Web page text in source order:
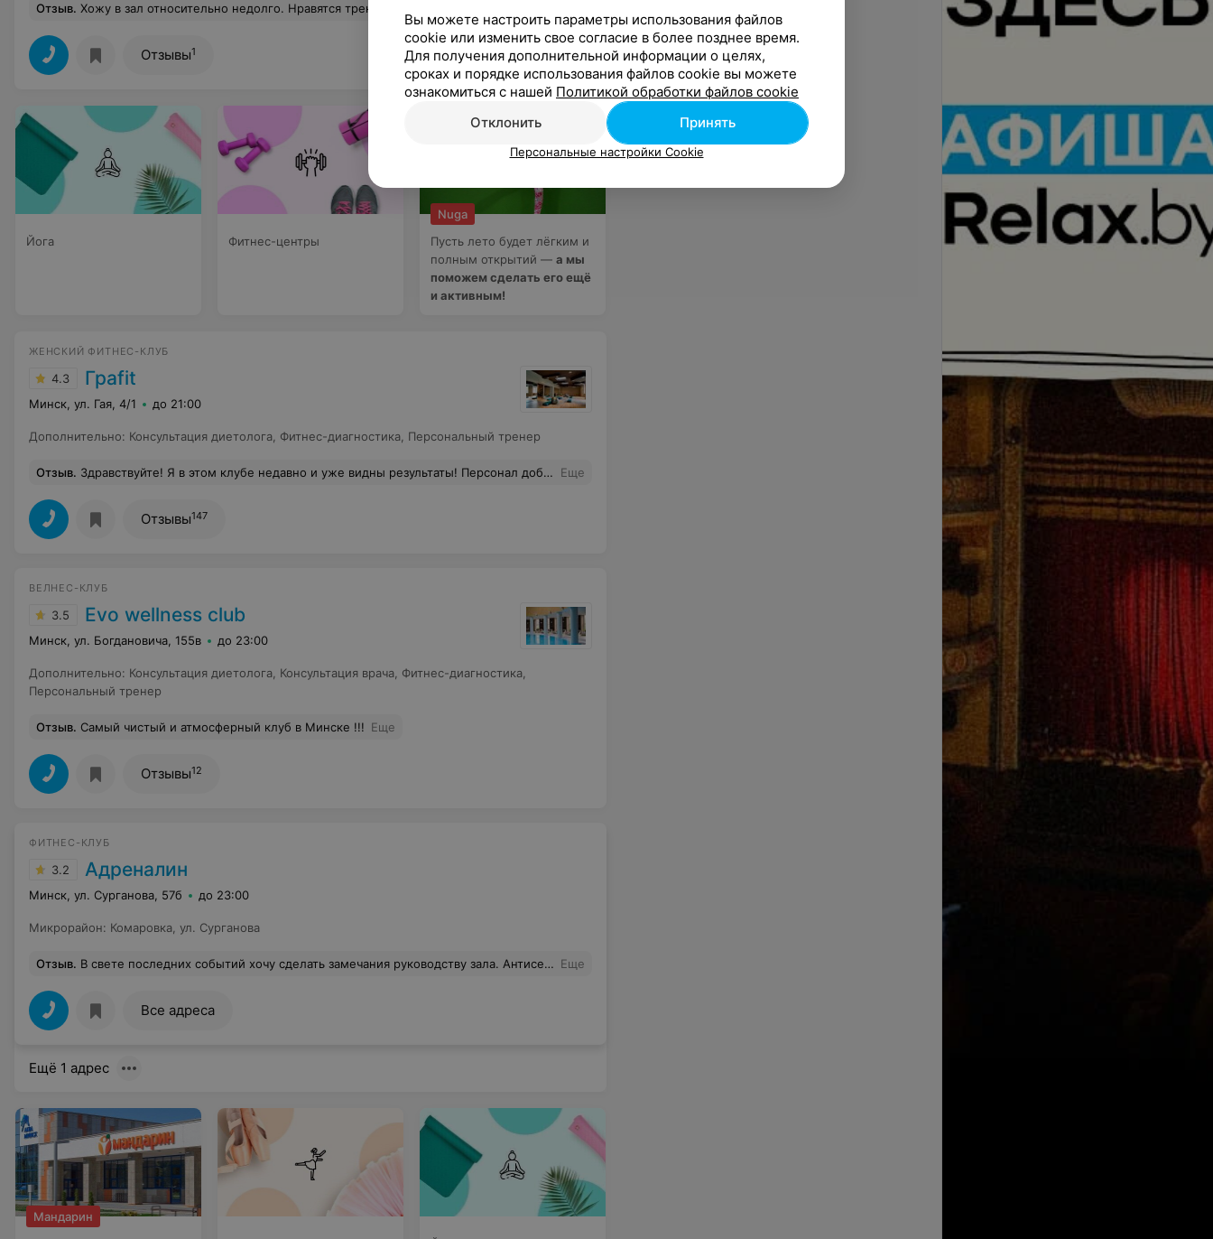
Отзыв. Хожу в зал относительно недолго. Нравятся тренажёры, удобное расположение. Но всё впечатление портят девушки на ресепшене. Нехотя здороваются, всегда недовольные, разговаривают невнятно, аж пропадает настроение заниматься. Это единственный большой минус, а так зал в целом хорош)
Отзывы1
Йога Фитнес-центры
Nuga
Пусть лето будет лёгким и
полным открытий — а мы
поможем сделать его ещё
и активным!
ЖЕНСКИЙ ФИТНЕС-КЛУБ
4.3 Граfit
Минск, ул. Гая, 4/1 до 21:00
Дополнительно: Консультация диетолога Фитнес-диагностика Персональный тренер
Отзыв. Здравствуйте! Я в этом клубе недавно и уже видны результаты! Персонал доброжелательный, администратор всегда с улыбкой, тренера супер! Особенно хочу сказать Спасибо тренеру Наталье! Всем рекомендую этот клуб! Еще
Отзывы147
ВЕЛНЕС-КЛУБ
3.5 Evo wellness club
Минск, ул. Богдановича, 155в до 23:00
Дополнительно: Консультация диетолога Консультация врача Фитнес-диагностика
Персональный тренер
Отзыв. Самый чистый и атмосферный клуб в Минске !!! Еще
Отзывы12
ФИТНЕС-КЛУБ
3.2 Адреналин
Минск, ул. Сурганова, 57б до 23:00
Микрорайон: Комаровка ул. Сурганова
Отзыв. В свете последних событий хочу сделать замечания руководству зала. Антисептик на такой большой зал установлен в одном месте у входа. Полотенец бумажных вечно нет, да к и самому устройству нужно хорошо приложиться, чтобы бумагу из него выкрутить. Организуйте, пожалуйста, хотя бы несколько точек для обработки рук в зале. Постоянно закрыты окна, приходится открывать самостоятельно. Кардиотренажеры стоят "плечом к плечу" друг к другу. Поставьте их на расстоянии 1.5 м друг от друга, пожалуйста. Про кварцевые лампы даже писать нет, видимо, смысла, раз на антисептике экономите. Пожалуйста, сделайте вид, хотя бы, что Вам не безразличны безопасность и здоровье ваших клиентов. Еще
Все адреса
Ещё 1 адрес
Мандарин
Вы можете настроить параметры использования файлов
cookie или изменить свое согласие в более позднее время.
Для получения дополнительной информации о целях,
сроках и порядке использования файлов cookie вы можете
ознакомиться с нашей Политикой обработки файлов cookie
Отклонить
Принять
Персональные настройки Cookie